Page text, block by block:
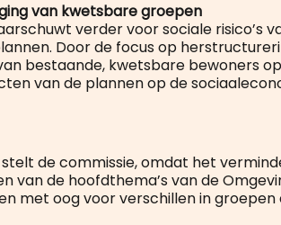
van kwetsbare groepen
verder voor sociale risico’s
Door de focus op
bestaande, kwetsbare bewoners
van de plannen op de
de commissie, omdat het
van de hoofdthema’s van de
met oog voor verschillen in